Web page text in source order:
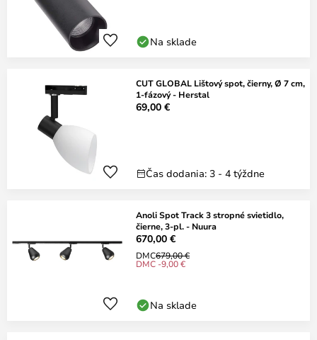
Na sklade
CUT GLOBAL Lištový spot, čierny, Ø 7 cm,
1-fázový - Herstal
69,00 €
Čas dodania: 3 - 4 týždne
Anoli Spot Track 3 stropné svietidlo,
čierne, 3-pl. - Nuura
670,00 €
DMC679,00 €
DMC -9,00 €
Na sklade